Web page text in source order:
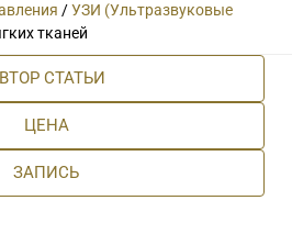
/УЗИ (Ультразвуковые
тканей
СТАТЬИ
ЦЕНА
ЗАПИСЬ